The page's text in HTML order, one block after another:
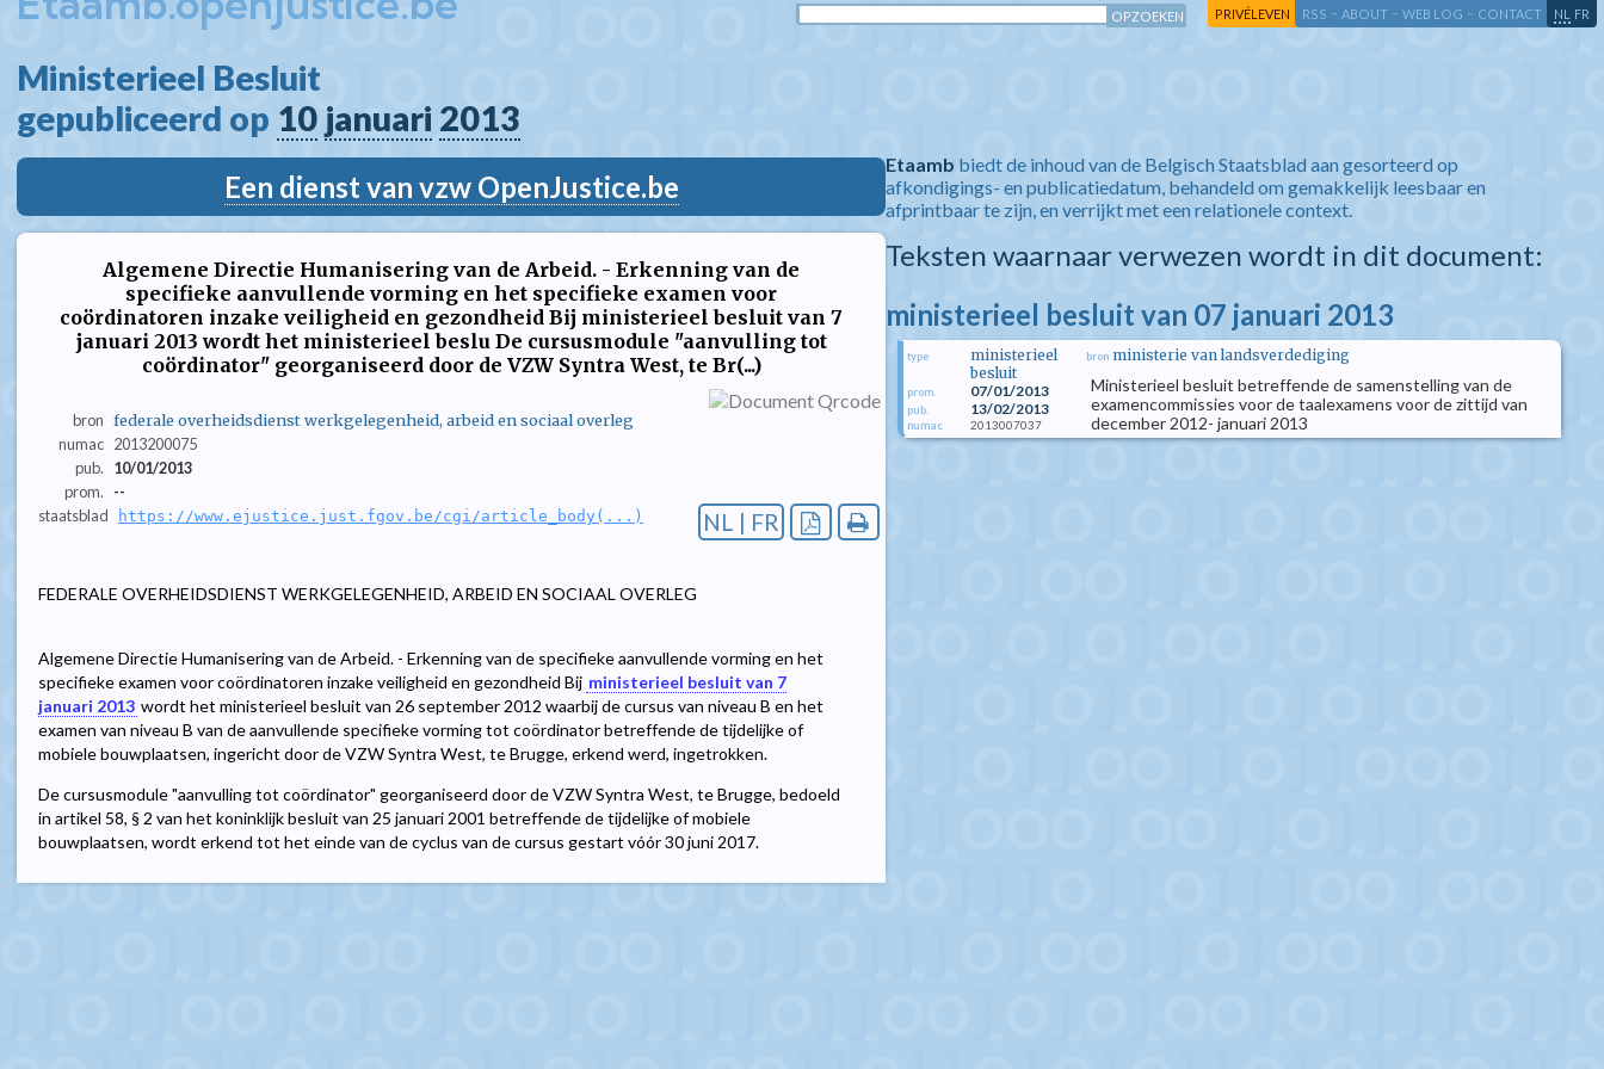
PRIVÉLEVEN RSS - ABOUT - WEB LOG - CONTACT NL FR
Ministerieel Besluit
gepubliceerd op 10 januari 2013
Een dienst van vzw OpenJustice.be
Algemene Directie Humanisering van de Arbeid. - Erkenning van de
specifieke aanvullende vorming en het specifieke examen voor
coördinatoren inzake veiligheid en gezondheid Bij ministerieel besluit van 7
januari 2013 wordt het ministerieel beslu De cursusmodule "aanvulling tot
coördinator" georganiseerd door de VZW Syntra West, te Br(...)
bron federale overheidsdienst werkgelegenheid, arbeid en sociaal overleg
numac 2013200075
pub.
10/01/2013
prom.
--
staatsblad
https://www.ejustice.just.fgov.be/cgi/article_body(...) NL | FR
FEDERALE OVERHEIDSDIENST WERKGELEGENHEID, ARBEID EN SOCIAAL OVERLEG
Algemene Directie Humanisering van de Arbeid. - Erkenning van de specifieke aanvullende vorming en het
specifieke examen voor coördinatoren inzake veiligheid en gezondheid Bij ministerieel besluit van 7
januari 2013 wordt het ministerieel besluit van 26 september 2012 waarbij de cursus van niveau B en het
examen van niveau B van de aanvullende specifieke vorming tot coördinator betreffende de tijdelijke of
mobiele bouwplaatsen, ingericht door de VZW Syntra West, te Brugge, erkend werd, ingetrokken.
De cursusmodule "aanvulling tot coördinator" georganiseerd door de VZW Syntra West, te Brugge, bedoeld
in artikel 58, § 2 van het koninklijk besluit van 25 januari 2001 betreffende de tijdelijke of mobiele
bouwplaatsen, wordt erkend tot het einde van de cyclus van de cursus gestart vóór 30 juni 2017.
Etaamb biedt de inhoud van de Belgisch Staatsblad aan gesorteerd op
afkondigings- en publicatiedatum, behandeld om gemakkelijk leesbaar en
afprintbaar te zijn, en verrijkt met een relationele context.
Teksten waarnaar verwezen wordt in dit document:
ministerieel besluit van 07 januari 2013
type
ministerieel
besluit
prom. 07/01/2013
pub. 13/02/2013
numac 2013007037
bron ministerie van landsverdediging
Ministerieel besluit betreffende de samenstelling van de
examencommissies voor de taalexamens voor de zittijd van
december 2012- januari 2013